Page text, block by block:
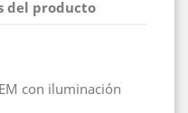
del producto
con iluminación